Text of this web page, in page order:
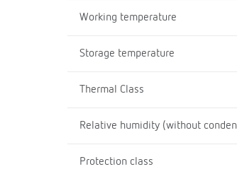
Working temperature
Storage temperature
Thermal Class
Relative humidity (without
Protection class